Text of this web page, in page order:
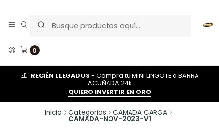
0
RECIÉN LLEGADOS - Compra tu MINI LINGOTE o BARRA
ACUÑADA 24k
QUIERO INVERTIR EN ORO
Inicio Categorias CAMADA CARGA
CAMADA-NOV-2023-V1